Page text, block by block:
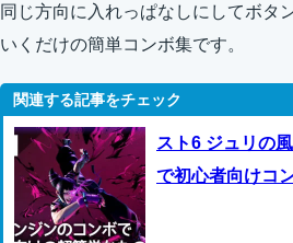
同じ方向に入れっぱなしにしてボタ
いくだけの簡単コンボ集です。
スト6 ジュリの
で初心者向けコ